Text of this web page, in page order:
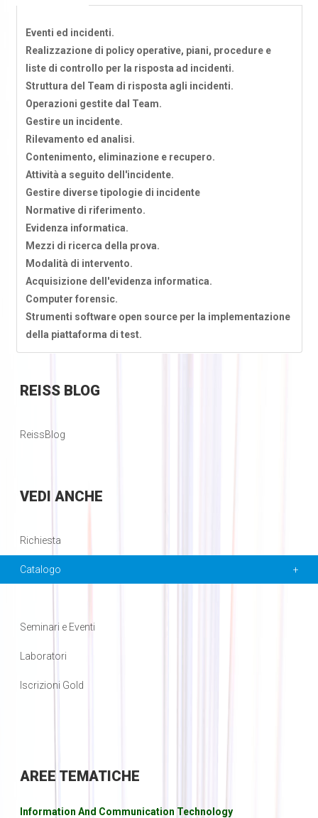
Eventi ed incidenti.
Realizzazione di policy operative, piani, procedure e
liste di controllo per la risposta ad incidenti.
Struttura del Team di risposta agli incidenti.
Operazioni gestite dal Team.
Gestire un incidente.
Rilevamento ed analisi.
Contenimento, eliminazione e recupero.
Attività a seguito dell'incidente.
Gestire diverse tipologie di incidente
Normative di riferimento.
Evidenza informatica.
Mezzi di ricerca della prova.
Modalità di intervento.
Acquisizione dell'evidenza informatica.
Computer forensic.
Strumenti software open source per la implementazione
della piattaforma di test.
REISSBLOG
ReissBlog
VEDI ANCHE
Richiesta
Catalogo
Seminari e Eventi
Laboratori
Iscrizioni Gold
AREE TEMATICHE
Information And Communication Technology